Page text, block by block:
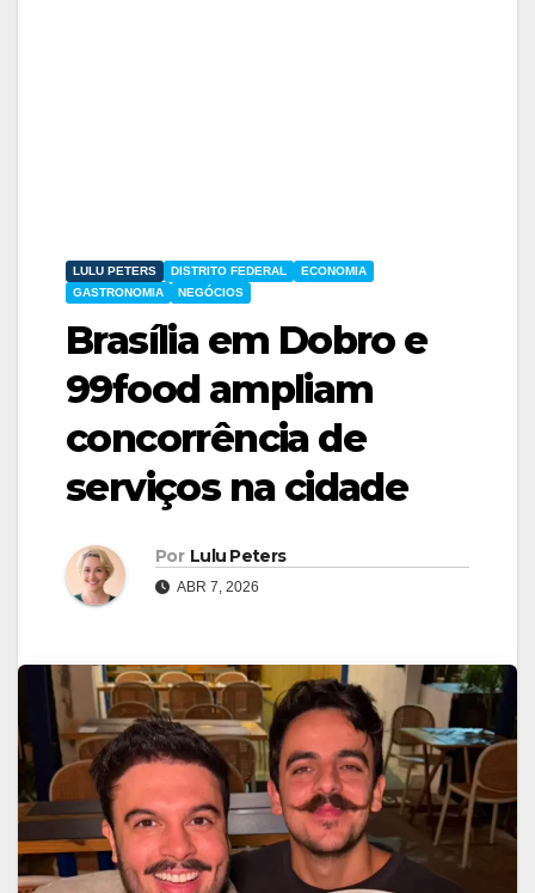
LULU PETERS DISTRITO FEDERAL
ECONOMIA
GASTRONOMIA
NEGÓCIOS
Brasília em Dobro e
99food ampliam
concorrência de
serviços na cidade
Por Lulu Peters
ABR 7, 2026